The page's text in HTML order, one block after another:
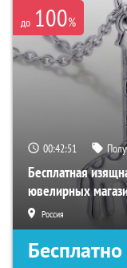
до 100%
00:42:50
Бесплатная
ювелирных
Россия
Бесплатно